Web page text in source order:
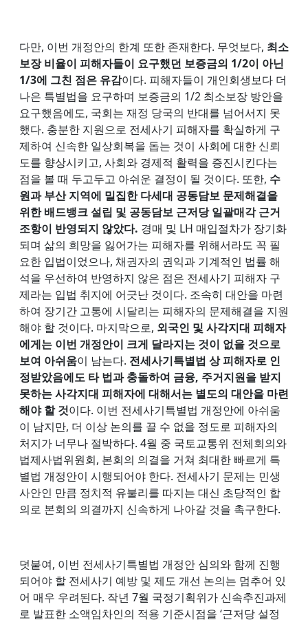
다만, 이번 개정안의 한계 또한 존재한다. 무엇보다, 최소
보장 비율이 피해자들이 요구했던 보증금의 1/2이 아닌
1/3에 그친 점은 유감이다. 피해자들이 개인회생보다 더
나은 특별법을 요구하며 보증금의 1/2 최소보장 방안을
요구했음에도, 국회는 재정 당국의 반대를 넘어서지 못
했다. 충분한 지원으로 전세사기 피해자를 확실하게 구
제하여 신속한 일상회복을 돕는 것이 사회에 대한 신뢰
도를 향상시키고, 사회와 경제적 활력을 증진시킨다는
점을 볼 때 두고두고 아쉬운 결정이 될 것이다. 또한, 수
원과 부산 지역에 밀집한 다세대 공동담보 문제해결을
위한 배드뱅크 설립 및 공동담보 근저당 일괄매각 근거
조항이 반영되지 않았다. 경매 및 LH 매입절차가 장기화
되며 삶의 희망을 잃어가는 피해자를 위해서라도 꼭 필
요한 입법이었으나, 채권자의 권익과 기계적인 법률 해
석을 우선하여 반영하지 않은 점은 전세사기 피해자 구
제라는 입법 취지에 어긋난 것이다. 조속히 대안을 마련
하여 장기간 고통에 시달리는 피해자의 문제해결을 지원
해야 할 것이다. 마지막으로, 외국인 및 사각지대 피해자
에게는 이번 개정안이 크게 달라지는 것이 없을 것으로
보여 아쉬움이 남는다. 전세사기특별법 상 피해자로 인
정받았음에도 타 법과 충돌하여 금융, 주거지원을 받지
못하는 사각지대 피해자에 대해서는 별도의 대안을 마련
해야 할 것이다. 이번 전세사기특별법 개정안에 아쉬움
이 남지만, 더 이상 논의를 끌 수 없을 정도로 피해자의
처지가 너무나 절박하다. 4월 중 국토교통위 전체회의와
법제사법위원회, 본회의 의결을 거쳐 최대한 빠르게 특
별법 개정안이 시행되어야 한다. 전세사기 문제는 민생
사안인 만큼 정치적 유불리를 따지는 대신 초당적인 합
의로 본회의 의결까지 신속하게 나아갈 것을 촉구한다.
덧붙여, 이번 전세사기특별법 개정안 심의와 함께 진행
되어야 할 전세사기 예방 및 제도 개선 논의는 멈추어 있
어 매우 우려된다. 작년 7월 국정기획위가 신속추진과제
로 발표한 소액임차인의 적용 기준시점을 ‘근저당 설정